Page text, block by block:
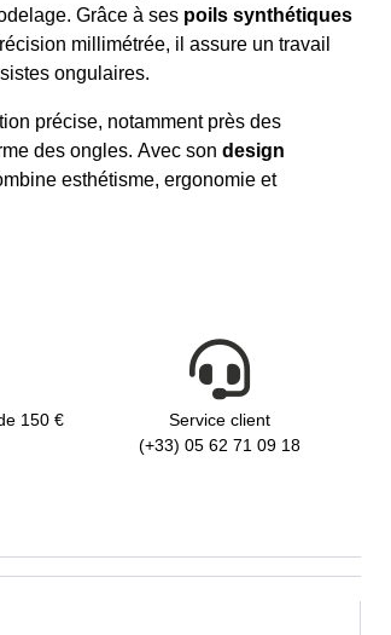
Grâce à ses poils synthétiques
millimétrée, il assure un travail
ongulaires.
précise, notamment près des
des ongles. Avec son design
esthétisme, ergonomie et
150 €
Service client
(+33) 05 62 71 09 18